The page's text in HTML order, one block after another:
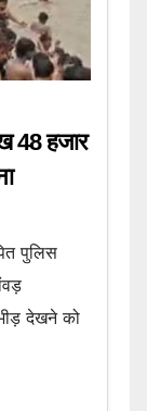
48 हजार
पुलिस
देखने को